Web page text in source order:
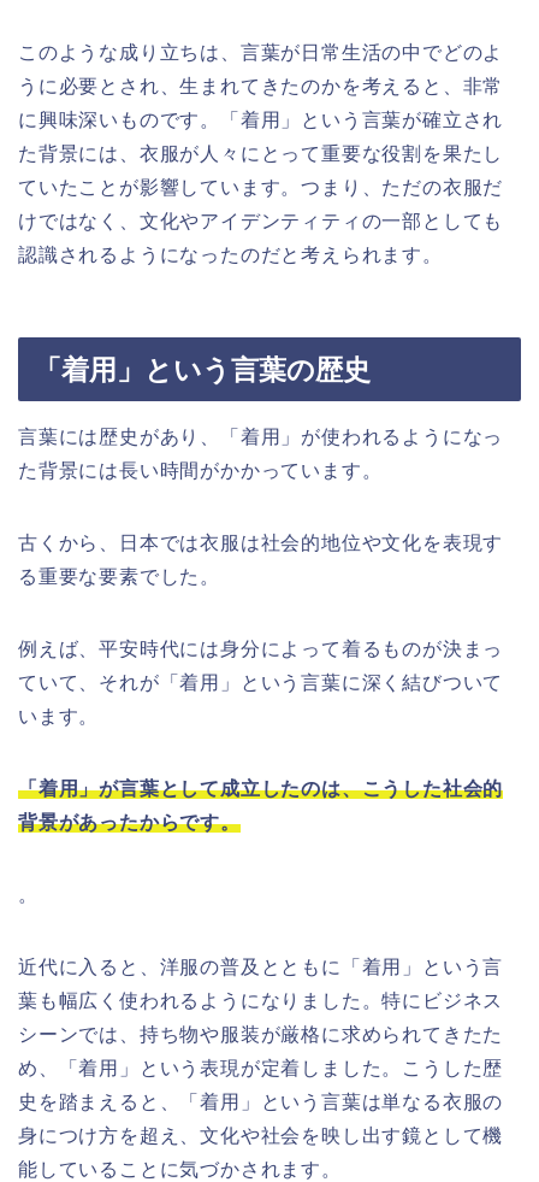
このような成り立ちは、言葉が日常生活の中でどのよ
うに必要とされ、生まれてきたのかを考えると、非常
に興味深いものです。「着用」という言葉が確立され
た背景には、衣服が人々にとって重要な役割を果たし
ていたことが影響しています。つまり、ただの衣服だ
けではなく、文化やアイデンティティの一部としても
認識されるようになったのだと考えられます。
「着用」という言葉の歴史
言葉には歴史があり、「着用」が使われるようになっ
た背景には長い時間がかかっています。
古くから、日本では衣服は社会的地位や文化を表現す
る重要な要素でした。
例えば、平安時代には身分によって着るものが決まっ
ていて、それが「着用」という言葉に深く結びついて
います。
「着用」が言葉として成立したのは、こうした社会的
背景があったからです。
。
近代に入ると、洋服の普及とともに「着用」という言
葉も幅広く使われるようになりました。特にビジネス
シーンでは、持ち物や服装が厳格に求められてきたた
め、「着用」という表現が定着しました。こうした歴
史を踏まえると、「着用」という言葉は単なる衣服の
身につけ方を超え、文化や社会を映し出す鏡として機
能していることに気づかされます。